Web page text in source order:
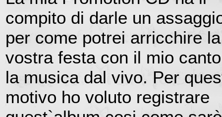
compito di darle un
per come potrei arricchire la
vostra festa con il mio
la musica dal vivo. Per
motivo ho voluto registrare